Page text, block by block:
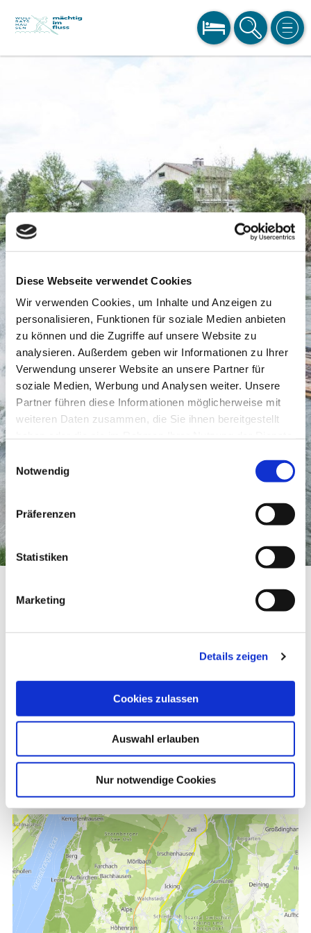
Diese Webseite verwendet Cookies
Wir verwenden Cookies, um Inhalte und Anzeigen zu
personalisieren, Funktionen für soziale Medien anbieten
zu können und die Zugriffe auf unsere Website zu
analysieren. Außerdem geben wir Informationen zu Ihrer
Verwendung unserer Website an unsere Partner für
soziale Medien, Werbung und Analysen weiter. Unsere
Partner führen diese Informationen möglicherweise mit
weiteren Daten zusammen, die Sie ihnen bereitgestellt
Einwilligungsauswahl
Notwendig
Präferenzen
Statistiken
Marketing
Details zeigen
Cookies zulassen
Auswahl erlauben
Nur notwendige Cookies
BUCHEN SUCHE MENÜ
Parkplatz Heimatmuseum
Der Parkplatz befindet sich zentral in Wolfratshausen.
Parkplatz Heimatmuseum
82515 Wolfratshausen